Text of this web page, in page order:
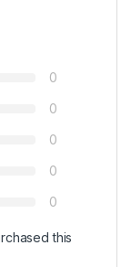
0
0
0
0
0
this